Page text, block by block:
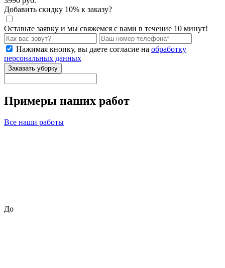
Добавить скидку 10% к заказу?
Оставьте заявку и мы свяжемся с вами в течение 10 минут!
Нажимая кнопку, вы даете согласие на обработку
персональных данных
Заказать уборку
Примеры наших работ
Все наши работы
До